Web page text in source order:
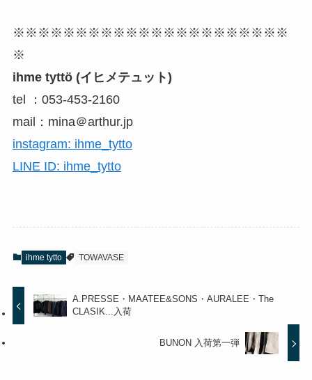
※※※※※※※※※※※※※※※※※※※※※※
※
ihme tyttö (イヒメテュット)
tel ：053-453-2160
mail：mina＠arthur.jp
instagram: ihme_tytto
LINE ID: ihme_tytto
ihme tytto TOWAVASE
A.PRESSE・MAATEE&SONS・AURALEE・The
CLASIK...入荷
BUNON 入荷第一弾